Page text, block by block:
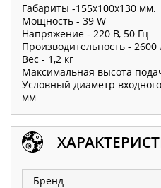
Габариты -155x100x130 мм.
Мощность - 39 W
Напряжение - 220 В, 50 Гц
Производительность - 2600
Вес - 1,2 кг
Максимальная высота
Условный диаметр
мм
Бренд